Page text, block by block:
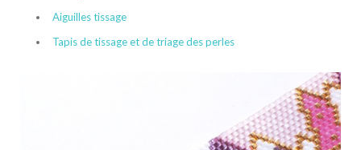
Aiguilles tissage
Tapis de tissage et de triage des perles